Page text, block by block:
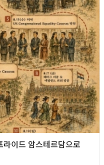
이드 암스테르담으로